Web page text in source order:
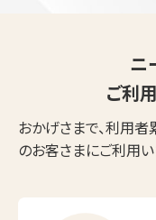
ニ
ご利
おかげさまで、利用
のお客さまにご利用い